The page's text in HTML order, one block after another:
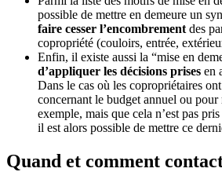
possible de mettre en demeure un
faire cesser l’encombrement des
copropriété (couloirs, entrée,
Enfin, il existe aussi la “mise en
d’appliquer les décisions prises en
Dans le cas où les copropriétaires
concernant le budget annuel ou pour
exemple, mais que cela n’est pas
il est alors possible de mettre ce
Quand et comment